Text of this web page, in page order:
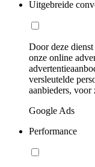
Uitgebreide
Door deze
onze online
versleutelde
aanbieders,
Google Ads
Performance